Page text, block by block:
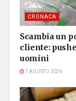
CRONACA
Scambia un
cliente:
uomini
7 AGOSTO 2026